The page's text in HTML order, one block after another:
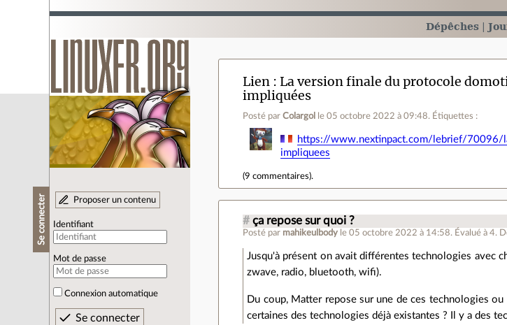
Dépêches
Se connecter Proposer un contenu
Identifiant
Mot de passe
Connexion automatique
Lien
La version finale du protocole
impliquées
Posté parColargol le 05 octobre 2022 à 09:48. Étiquettes :
https://www.nextinpact.com/lebrief/70096/
impliquees
(9 commentaires).
# ça repose sur quoi ?
Posté par mahikeulbody le 05 octobre 2022 à 14:58. Évalué à4.
Jusqu'à présent on avait différentes technologies avec
zwave, radio, bluetooth, wifi).
Du coup, Matter repose sur une de ces technologies
certaines des technologies déjà existantes ? Il y a des